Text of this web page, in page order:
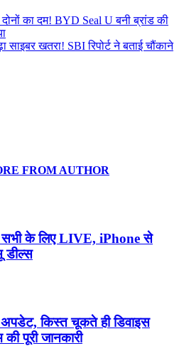
का दम! BYD Seal U बनी ब्रांड की
साइबर खतरा! SBI रिपोर्ट ने बताई चौंकाने
FROM AUTHOR
के लिए LIVE, iPhone से
डील्स
किस्त चूकते ही डिवाइस
पूरी जानकारी